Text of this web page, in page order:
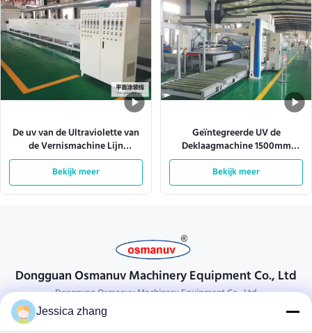
De uv van de Ultraviolette van
de Vernismachine Lijn
Stralendeklaag ISO9001
L10000mm
Bekijk meer
Geïntegreerde UV de
Deklaagmachine 1500mm
Spuitpistool 380VAC van de
Raadslijn
Bekijk meer
Dongguan Osmanuv Machinery Equipment Co., Ltd
Dongguan Osmanuv Machinery Equipment Co., Ltd
Neem contact op.
Jessica zhang